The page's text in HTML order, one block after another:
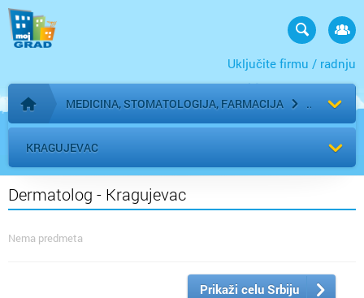
Uključite firmu / radnju
Početna stranica
MEDICINA, STOMATOLOGIJA, FARMACIJA
KRAGUJEVAC
Dermatolog - Kragujevac
Nema predmeta
Prikaži celu Srbiju